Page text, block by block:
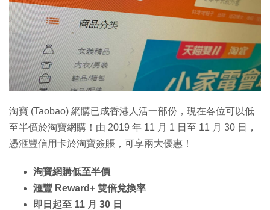
Enterprise Digital Transformation
特集
淘寶 (Taobao) 網購已成香港人活一部份，現在各位可以低
至半價於淘寶網購！由 2019 年 11 月 1 日至 11 月 30 日，
憑滙豐信用卡於淘寶簽賬，可享兩大優惠！
淘寶網購低至半價
滙豐 Reward+ 雙倍兌換率
即日起至 11 月 30 日